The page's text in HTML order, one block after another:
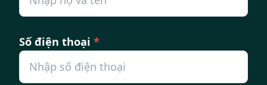
Số điện thoại *